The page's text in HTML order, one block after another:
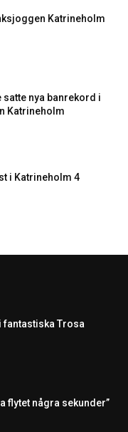
Katrineholm
nya banrekord i
Katrineholm
i Katrineholm 4
fantastiska Trosa
flytet några sekunder”